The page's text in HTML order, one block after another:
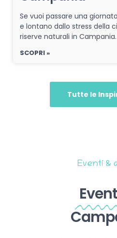
Se vuoi passare una
e lontano dallo stress della
riserve naturali in Campania.
SCOPRI »
Tutte le
Eventi &